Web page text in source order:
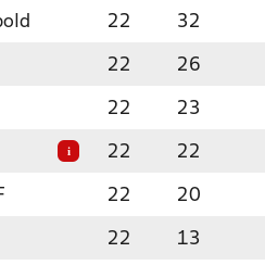
22 32
22 26
22 23
i 22 22
22 20
22 13